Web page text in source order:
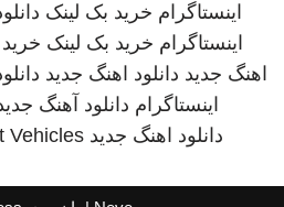
اینستاگرام خرید بک لینک
اینستاگرام خرید بک لینک خرید
اهنگ جدید دانلود اهنگ جدید
اینستاگرام دانلود آهنگ
دانلود اهنگ جدید Vehicles